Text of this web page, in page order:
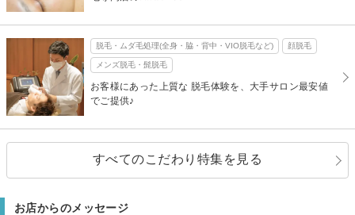
脱毛・ムダ毛処理(全身・脇・背中・VIO脱毛など) 顔脱毛
メンズ脱毛・髭脱毛
お客様にあった上質な 脱毛体験を、大手サロン最安値
でご提供♪
すべてのこだわり特集を見る
お店からのメッセージ